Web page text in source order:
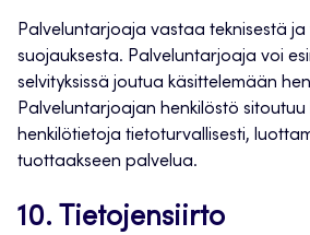
Palveluntarjoaja vastaa teknisestä
suojauksesta. Palveluntarjoaja voi
selvityksissä joutua käsittelemään
Palveluntarjoajan henkilöstö sitoutuu
henkilötietoja tietoturvallisesti,
tuottaakseen palvelua.
10. Tietojensiirto